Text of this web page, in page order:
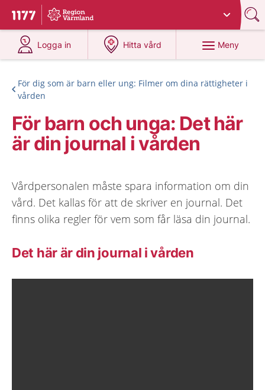
Till startsidan för 1177
Du har valt region
Logga in
på 1177.se
Hitta vård
på 1177.se
Meny
För dig som är barn eller ung: Filmer om dina rättigheter i
vården
För barn och unga: Det här
är din journal i vården
Vårdpersonalen måste spara information om din
vård. Det kallas för att de skriver en journal. Det
finns olika regler för vem som får läsa din journal.
Det här är din journal i vården